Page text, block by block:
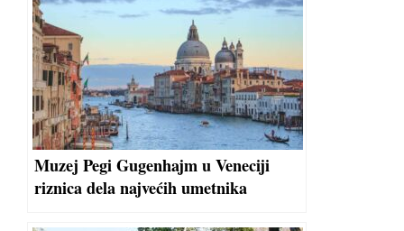
Muzej Pegi Gugenhajm u Veneciji
riznica dela najvećih umetnika